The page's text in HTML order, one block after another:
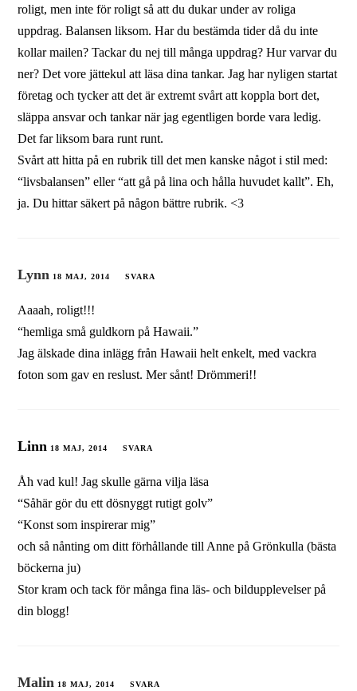
roligt, men inte för roligt så att du dukar under av roliga
uppdrag. Balansen liksom. Har du bestämda tider då du inte
kollar mailen? Tackar du nej till många uppdrag? Hur varvar du
ner? Det vore jättekul att läsa dina tankar. Jag har nyligen startat
företag och tycker att det är extremt svårt att koppla bort det,
släppa ansvar och tankar när jag egentligen borde vara ledig.
Det far liksom bara runt runt.
Svårt att hitta på en rubrik till det men kanske något i stil med:
“livsbalansen” eller “att gå på lina och hålla huvudet kallt”. Eh,
ja. Du hittar säkert på någon bättre rubrik. <3
Lynn 18 MAJ, 2014 SVARA
Aaaah, roligt!!!
“hemliga små guldkorn på Hawaii.”
Jag älskade dina inlägg från Hawaii helt enkelt, med vackra
foton som gav en reslust. Mer sånt! Drömmeri!!
Linn 18 MAJ, 2014 SVARA
Åh vad kul! Jag skulle gärna vilja läsa
“Såhär gör du ett dösnyggt rutigt golv”
“Konst som inspirerar mig”
och så nånting om ditt förhållande till Anne på Grönkulla (bästa
böckerna ju)
Stor kram och tack för många fina läs- och bildupplevelser på
din blogg!
Malin 18 MAJ, 2014 SVARA